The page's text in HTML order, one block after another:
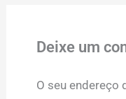
Deixe um
O seu endereço